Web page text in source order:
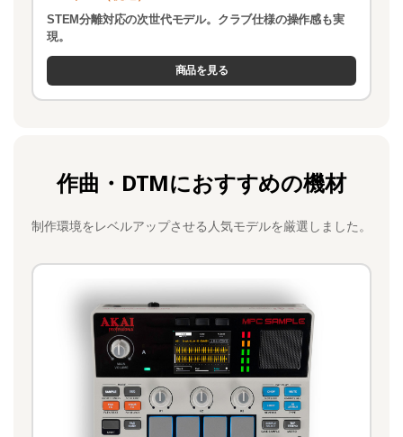
STEM分離対応の次世代モデル。クラブ仕様の操作感も実
現。
商品を見る
作曲・DTMにおすすめの機材
制作環境をレベルアップさせる人気モデルを厳選しました。